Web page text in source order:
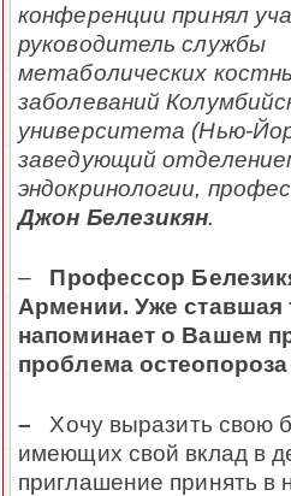
конференции принял
руководитель службы
метаболических
заболеваний
университета (Нью-
заведующий
эндокринологии,
Джон Белезикян.
– Профессор
Армении. Уже ставшая
напоминает о Вашем
проблема
– Хочу выразить свою
имеющих свой вклад в
приглашение принять в